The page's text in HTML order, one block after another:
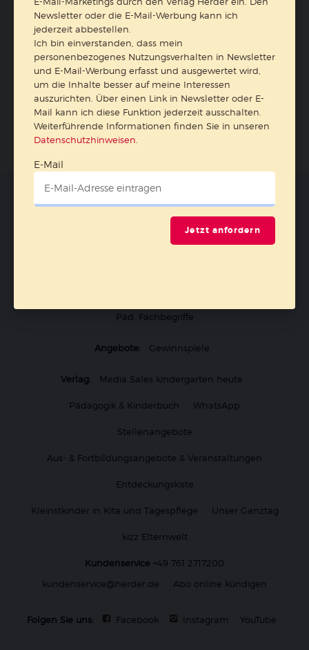
Alle Hefte Alle Hefte
Abo bestellen
Kategorien: Das Fachmagazin Das Leitungsheft
Sonderhefte
Päd. Fachbegriffe
Angebote: Gewinnspiele
Verlag: Media Sales kindergarten heute
Pädagogik & Kinderbuch WhatsApp
Stellenangebote
Aus- & Fortbildungsangebote & Veranstaltungen
Entdeckungskiste
Kleinstkinder in Kita und Tagespflege Unser Ganztag
kizz Elternwelt
Kundenservice +49 761 2717200
kundenservice@herder.de
Abo online kündigen
Folgen Sie uns: Facebook Instagram YouTube
Newsletter oder die E-Mail-Werbung kann ich
jederzeit abbestellen.
Ich bin einverstanden, dass mein
personenbezogenes Nutzungsverhalten in Newsletter
und E-Mail-Werbung erfasst und ausgewertet wird,
um die Inhalte besser auf meine Interessen
auszurichten. Über einen Link in Newsletter oder E-
Mail kann ich diese Funktion jederzeit ausschalten.
Weiterführende Informationen finden Sie in unseren
Datenschutzhinweisen
E-Mail
Jetzt anfordern